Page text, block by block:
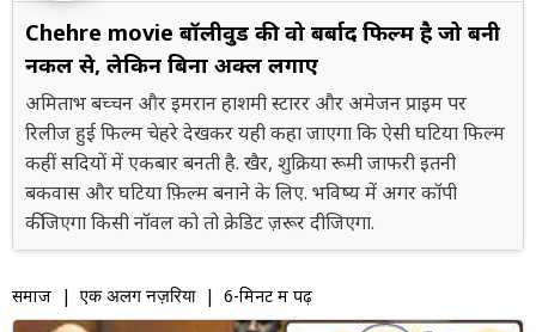
Chehre movie बॉलीवुड की वो बर्बाद फिल्म है जो बनी
नकल से, लेकिन बिना अक्ल लगाए
अमिताभ बच्चन और इमरान हाशमी स्टारर और अमेजन प्राइम पर
रिलीज हुई फिल्म चेहरे देखकर यही कहा जाएगा कि ऐसी घटिया फिल्म
कहीं सदियों में एकबार बनती है. खैर, शुक्रिया रूमी जाफरी इतनी
बकवास और घटिया फ़िल्म बनाने के लिए. भविष्य में अगर कॉपी
कीजिएगा किसी नॉवल को तो क्रेडिट ज़रूर दीजिएगा.
समाज |एक अलग नज़रिया| 6-मिनट में पढ़ें